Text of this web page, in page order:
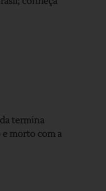
termina
e morto com a